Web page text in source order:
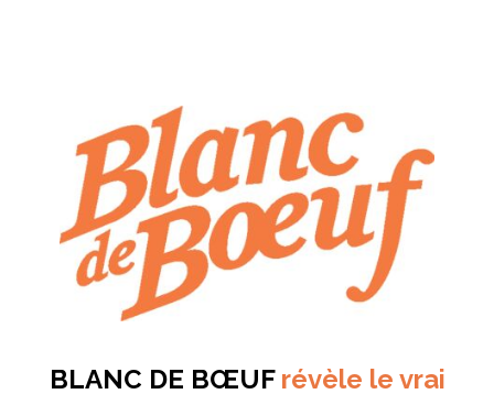
BLANC DE BŒUF révèle le vrai